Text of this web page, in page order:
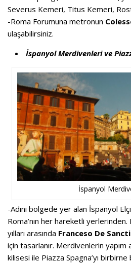
Severus Kemeri, Titus Kemeri,
-Roma Forumuna metronun
ulaşabilirsiniz.
İspanyol Merdivenleri ve
İspanyol
-Adını bölgede yer alan İspanyol
Roma’nın her hareketli
yılları arasında Franceso De
için tasarlanır. Merdivenlerin yapım
kilisesi ile Piazza Spagna’yı